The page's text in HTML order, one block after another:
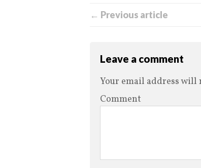
← Previous article
Leave a comment
Your email address will
Comment